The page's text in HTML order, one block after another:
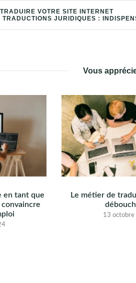
VOTRE SITE INTERNET
TRADUCTIONS JURIDIQUES :
Vous
en tant que
Le métier de
13